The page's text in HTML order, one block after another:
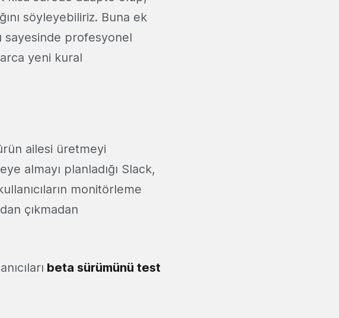
söyleyebiliriz. Buna ek
profesyonel
yeni kural
ailesi üretmeyi
almayı planladığı Slack,
monitörleme
çıkmadan
beta sürümünü test